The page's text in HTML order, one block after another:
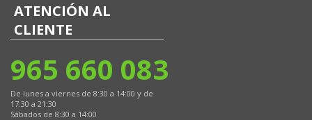
ATENCIÓN AL
CLIENTE
965 660 083
De lunes a viernes de 8:30 a 14:00 y de
17:30 a 21:30
Sábados de 8:30 a 14:00